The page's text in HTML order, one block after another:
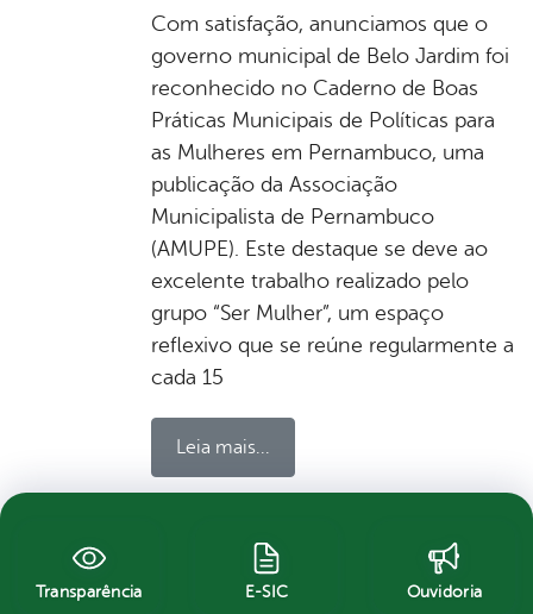
Com satisfação, anunciamos que o
governo municipal de Belo Jardim foi
reconhecido no Caderno de Boas
Práticas Municipais de Políticas para
as Mulheres em Pernambuco, uma
publicação da Associação
Municipalista de Pernambuco
(AMUPE). Este destaque se deve ao
excelente trabalho realizado pelo
grupo “Ser Mulher”, um espaço
reflexivo que se reúne regularmente a
cada 15
Leia mais...
última modificação em 08/05/2024 12h52
Transparência E-SIC Ouvidoria